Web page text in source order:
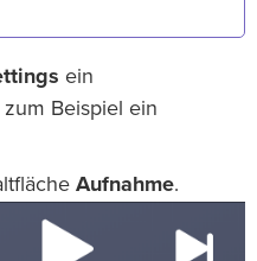
ein
Beispiel ein
Aufnahme.